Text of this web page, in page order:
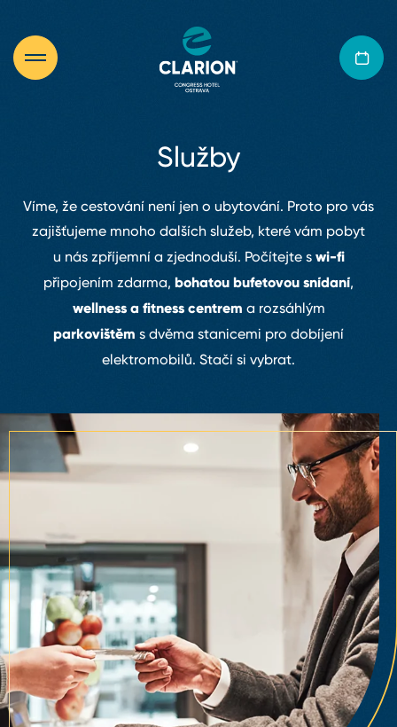
Služby
Víme, že cestování není jen o ubytování. Proto pro vás
zajišťujeme mnoho dalších služeb, které vám pobyt
u nás zpříjemní a zjednoduší. Počítejte s wi⁠-⁠fi
připojením zdarma, bohatou bufetovou snídaní,
wellness a fitness centrem a rozsáhlým
parkovištěm s dvěma stanicemi pro dobíjení
elektromobilů. Stačí si vybrat.